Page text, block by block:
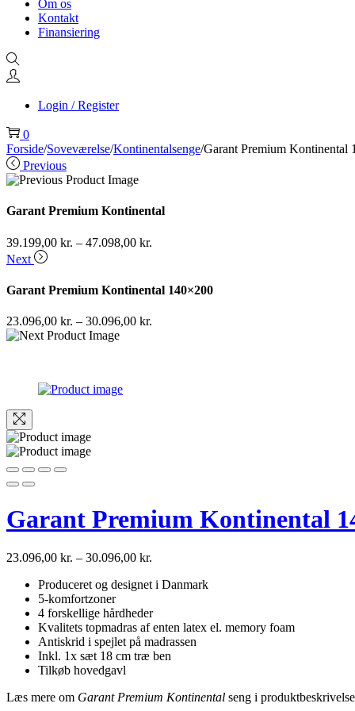
Om os
Kontakt
Finansiering
Login / Register
0
Forside/Soveværelse/Kontinentalsenge/Garant Premium Kontinental
Previous
Garant Premium Kontinental
39.199,00 kr. – 47.098,00 kr.
Next
Garant Premium Kontinental 140×200
23.096,00 kr. – 30.096,00 kr.
Garant Premium Kontinental
23.096,00 kr. – 30.096,00 kr.
Produceret og designet i Danmark
5-komfortzoner
4 forskellige hårdheder
Kvalitets topmadras af enten latex el. memory foam
Antiskrid i spejlet på madrassen
Inkl. 1x sæt 18 cm træ ben
Tilkøb hovedgavl
Læs mere om Garant Premium Kontinental seng i